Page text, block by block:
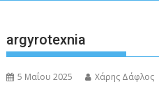
argyrotexnia
5 Μαΐου 2025 Χάρης Δάφλος